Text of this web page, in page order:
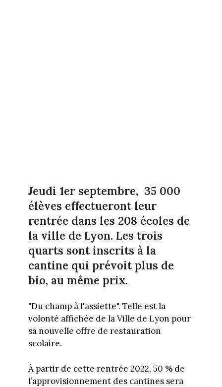
Jeudi 1er septembre, 35 000
élèves effectueront leur
rentrée dans les 208 écoles de
la ville de Lyon. Les trois
quarts sont inscrits à la
cantine qui prévoit plus de
bio, au même prix.
"Du champ à l'assiette". Telle est la
volonté affichée de la Ville de Lyon pour
sa nouvelle offre de restauration
scolaire.
À partir de cette rentrée 2022, 50 % de
l’approvisionnement des cantines sera